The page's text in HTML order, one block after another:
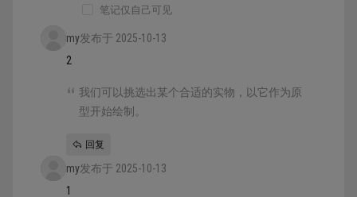
笔记仅自己可见
my发布于 2025-10-13
2
我们可以挑选出某个合适的实物，以它作为原
型开始绘制。
回复
my发布于 2025-10-13
1